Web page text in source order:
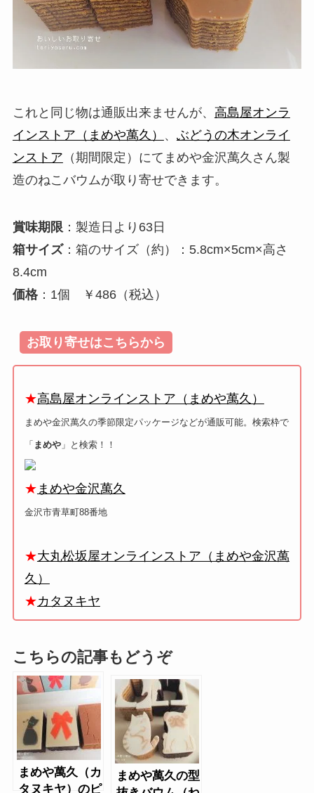
これと同じ物は通販出来ませんが、 高島屋オンラ
インストア（まめや萬久）
、 ぶどうの木オンライ
ンストア （期間限定）にてまめや金沢萬久さん製
造のねこバウムが取り寄せできます。
賞味期限：製造日より63日
箱サイズ：箱のサイズ（約）：5.8cm×5cm×高さ
8.4cm
価格：1個 ￥486（税込）
お取り寄せはこちらから
★高島屋オンラインストア（まめや萬久）
まめや金沢萬久の季節限定パッケージなどが通販可能。 検索枠で
「 まめや」と検索！！
★ まめや金沢萬久
金沢市青草町88番地
★大丸松坂屋オンラインストア（まめや金沢萬
久）
★カタヌキヤ
こちらの記事もどうぞ
まめや萬久（カ
タヌキヤ）のピ
まめや萬久の型